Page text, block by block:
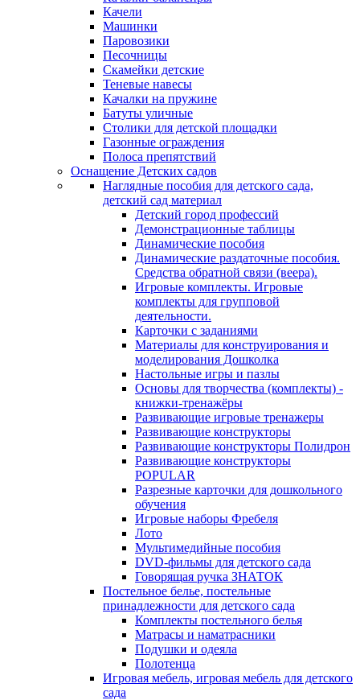
Качели
Машинки
Паровозики
Песочницы
Скамейки детские
Теневые навесы
Качалки на пружине
Батуты уличные
Столики для детской площадки
Газонные ограждения
Полоса препятствий
Оснащение Детских садов
Наглядные пособия для детского сада,
детский сад материал
Детский город профессий
Демонстрационные таблицы
Динамические пособия
Динамические раздаточные пособия.
Средства обратной связи (веера).
Игровые комплекты. Игровые
комплекты для групповой
деятельности.
Карточки с заданиями
Материалы для конструирования и
моделирования Дошколка
Настольные игры и пазлы
Основы для творчества (комплекты) -
книжки-тренажёры
Развивающие игровые тренажеры
Развивающие конструкторы
Развивающие конструкторы Полидрон
Развивающие конструкторы
POPULAR
Разрезные карточки для дошкольного
обучения
Игровые наборы Фребеля
Лото
Мультимедийные пособия
DVD-фильмы для детского сада
Говорящая ручка ЗНАТОК
Постельное белье, постельные
принадлежности для детского сада
Комплекты постельного белья
Матрасы и наматрасники
Подушки и одеяла
Полотенца
Игровая мебель, игровая мебель для детского
сада